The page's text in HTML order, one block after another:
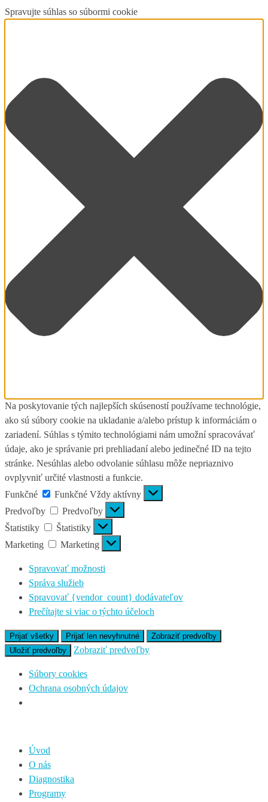
Spravujte súhlas so súbormi cookie
Na poskytovanie tých najlepších skúseností používame technológie,
ako sú súbory cookie na ukladanie a/alebo prístup k informáciám o
zariadení. Súhlas s týmito technológiami nám umožní spracovávať
údaje, ako je správanie pri prehliadaní alebo jedinečné ID na tejto
stránke. Nesúhlas alebo odvolanie súhlasu môže nepriaznivo
ovplyvniť určité vlastnosti a funkcie.
Funkčné
Funkčné Vždy aktívny
Predvoľby
Predvoľby
Štatistiky
Štatistiky
Marketing
Marketing
Spravovať možnosti
Správa služieb
Spravovať {vendor_count} dodávateľov
Prečítajte si viac o týchto účeloch
Prijať všetky Prijať len nevyhnutné
Zobraziť predvoľby
Uložiť predvoľby
Zobraziť predvoľby
Súbory cookies
Ochrana osobných údajov
Úvod
O nás
Diagnostika
Programy